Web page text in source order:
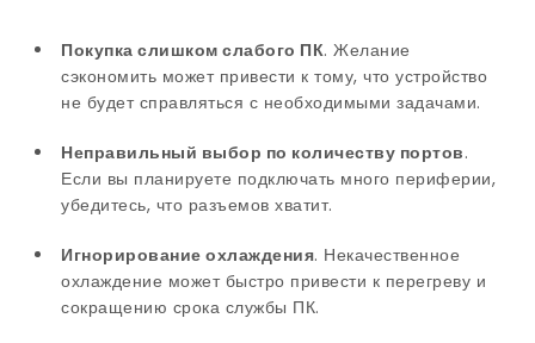
Покупка слишком слабого ПК. Желание
сэкономить может привести к тому, что устройство
не будет справляться с необходимыми задачами.
Неправильный выбор по количеству портов.
Если вы планируете подключать много периферии,
убедитесь, что разъемов хватит.
Игнорирование охлаждения. Некачественное
охлаждение может быстро привести к перегреву и
сокращению срока службы ПК.